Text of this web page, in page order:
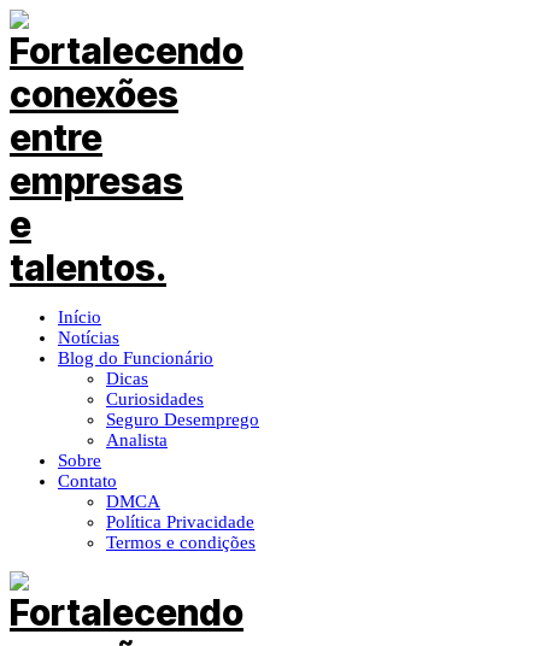
Início
Notícias
Blog do Funcionário
Dicas
Curiosidades
Seguro Desemprego
Analista
Sobre
Contato
DMCA
Política Privacidade
Termos e condições